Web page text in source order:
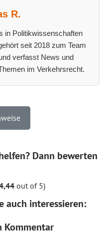
R.
in Politikwissenschaften
seit 2018 zum Team
verfasst News und
im Verkehrsrecht.
Dann bewerten
out of 5)
auch interessieren:
Kommentar